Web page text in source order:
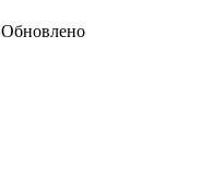
Обновлено